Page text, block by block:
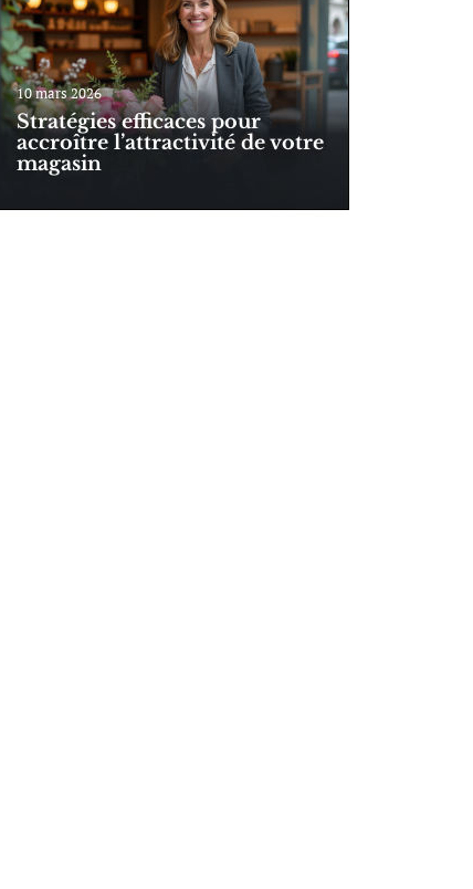
10 mars 2026
Stratégies efficaces pour
accroître l’attractivité de votre
magasin